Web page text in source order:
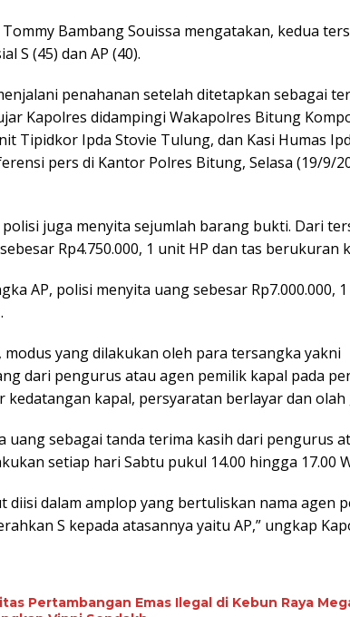
Bambang Souissa mengatakan, kedua
S (45) dan AP (40).
penahanan setelah ditetapkan sebagai
Kapolres didampingi Wakapolres Bitung
Tipidkor Ipda Stovie Tulung, dan Kasi Humas
pers di Kantor Polres Bitung, Selasa (19/9/
juga menyita sejumlah barang bukti. Dari
Rp4.750.000, 1 unit HP dan tas berukuran
AP, polisi menyita uang sebesar Rp7.000.000,
modus yang dilakukan oleh para tersangka yakni
dari pengurus atau agen pemilik kapal pada
kapal, persyaratan berlayar dan olah
uang sebagai tanda terima kasih dari pengurus
setiap hari Sabtu pukul 14.00 hingga 17.00
diisi dalam amplop yang bertuliskan nama agen
S kepada atasannya yaitu AP,” ungkap
Pertambangan Emas Ilegal di Kebun Raya